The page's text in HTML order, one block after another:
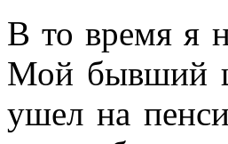
В то время я
Мой бывший
ушел на